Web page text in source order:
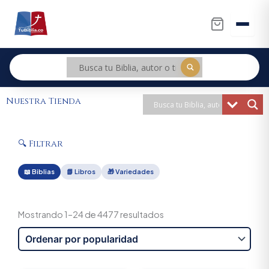
contenido
Nuestra Tienda
🔍 Filtrar
📖 Biblias 📗 Libros 🎁 Variedades
Mostrando 1–24 de 4477 resultados